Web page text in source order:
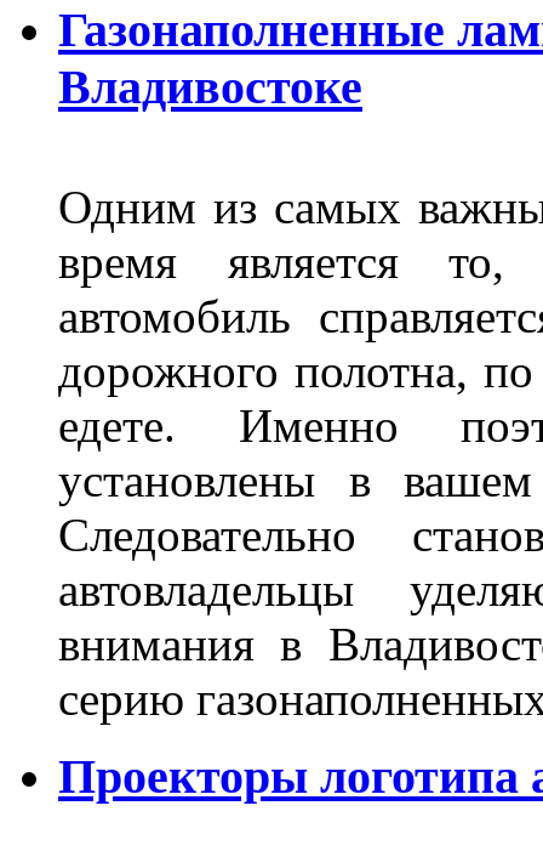
Газонаполненные
Владивостоке
Одним из самых
время является то,
автомобиль
дорожного полотна,
едете. Именно
установлены в
Следовательно
автовладельцы
внимания в
серию
Проекторы логотипа